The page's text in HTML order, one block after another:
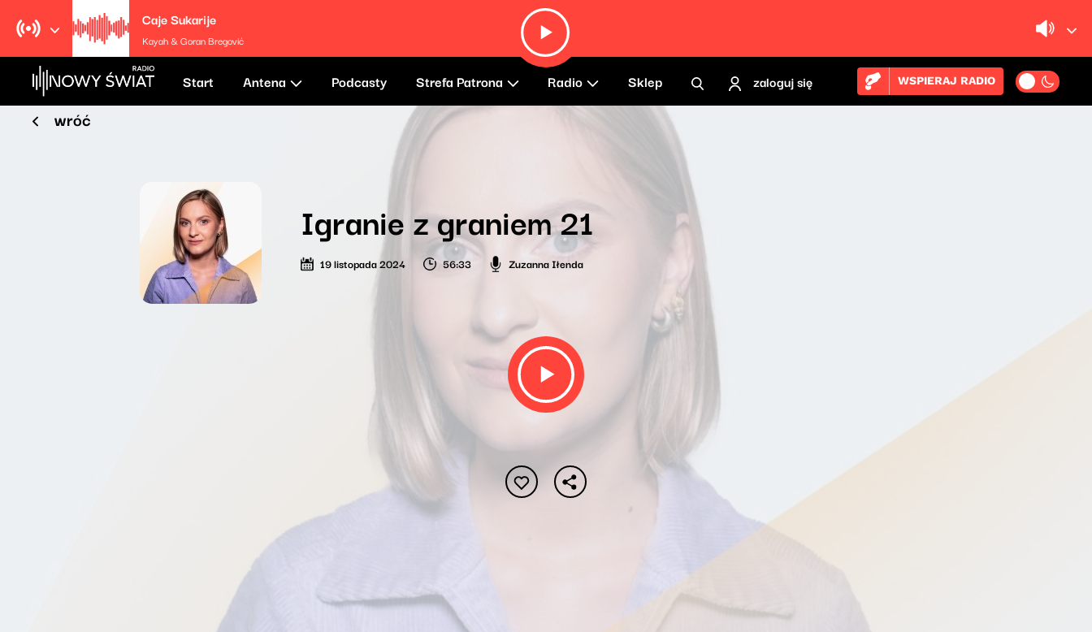
Caje Sukarije
Kayah & Goran Bregović
Start Antena Podcasty Strefa Patrona Radio Sklep zaloguj się WSPIERAJ RADIO
wróć
Igranie z graniem 21
19 listopada 2024 56:33 Zuzanna Iłenda